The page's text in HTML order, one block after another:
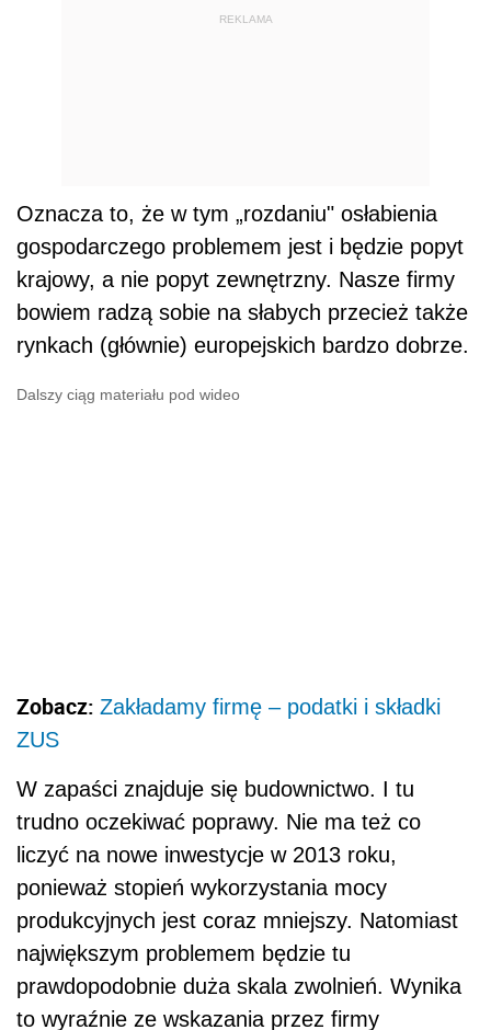
REKLAMA
Oznacza to, że w tym „rozdaniu" osłabienia
gospodarczego problemem jest i będzie popyt
krajowy, a nie popyt zewnętrzny. Nasze firmy
bowiem radzą sobie na słabych przecież także
rynkach (głównie) europejskich bardzo dobrze.
Dalszy ciąg materiału pod wideo
Zobacz: Zakładamy firmę – podatki i składki
ZUS
W zapaści znajduje się budownictwo. I tu
trudno oczekiwać poprawy. Nie ma też co
liczyć na nowe inwestycje w 2013 roku,
ponieważ stopień wykorzystania mocy
produkcyjnych jest coraz mniejszy. Natomiast
największym problemem będzie tu
prawdopodobnie duża skala zwolnień. Wynika
to wyraźnie ze wskazania przez firmy